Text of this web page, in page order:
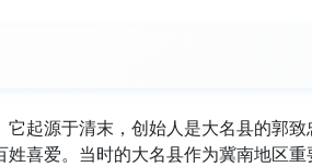
起源于清末，创始人是大名县的郭
喜爱。当时的大名县作为冀南地区